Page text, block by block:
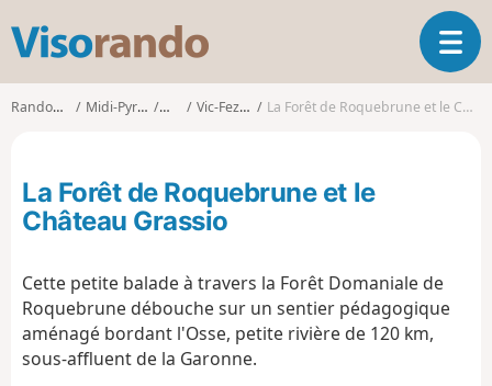
s
o
d
o
O
u
v
Randonnées Midi-Pyrénées Gers Vic-Fezensac La Forêt de Roquebrune et le Château Grassio
La Forêt de Roquebrune et le
Château Grassio
Cette petite balade à travers la Forêt Domaniale de
Roquebrune débouche sur un sentier pédagogique
aménagé bordant l'Osse, petite rivière de 120 km,
sous-affluent de la Garonne.